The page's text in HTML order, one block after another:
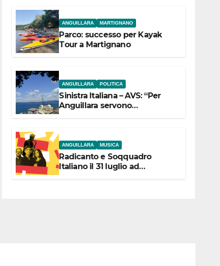
ANGUILLARA MARTIGNANO
Parco: successo per Kayak
Tour a Martignano
ANGUILLARA POLITICA
Sinistra Italiana – AVS: “Per
Anguillara servono
ANGUILLARA MUSICA
Radicanto e Soqquadro
Italiano il 31 luglio ad